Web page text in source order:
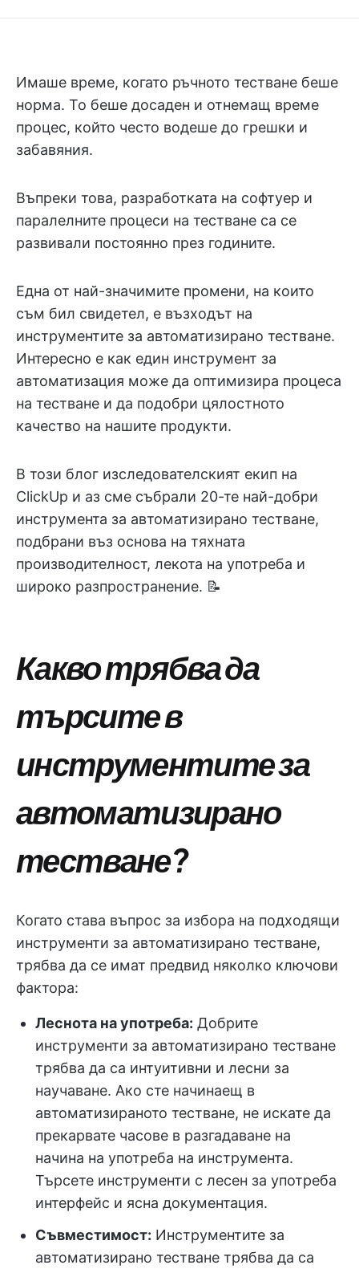
Имаше време, когато ръчното тестване беше
норма. То беше досаден и отнемащ време
процес, който често водеше до грешки и
забавяния.
Въпреки това, разработката на софтуер и
паралелните процеси на тестване са се
развивали постоянно през годините.
Една от най-значимите промени, на които
съм бил свидетел, е възходът на
инструментите за автоматизирано тестване.
Интересно е как един инструмент за
автоматизация може да оптимизира процеса
на тестване и да подобри цялостното
качество на нашите продукти.
В този блог изследователският екип на
ClickUp и аз сме събрали 20-те най-добри
инструмента за автоматизирано тестване,
подбрани въз основа на тяхната
производителност, лекота на употреба и
широко разпространение. 📝
Какво трябва да
търсите в
инструментите за
автоматизирано
тестване?
Когато става въпрос за избора на подходящи
инструменти за автоматизирано тестване,
трябва да се имат предвид няколко ключови
фактора:
Леснота на употреба: Добрите
инструменти за автоматизирано тестване
трябва да са интуитивни и лесни за
научаване. Ако сте начинаещ в
автоматизираното тестване, не искате да
прекарвате часове в разгадаване на
начина на употреба на инструмента.
Търсете инструменти с лесен за употреба
интерфейс и ясна документация.
Съвместимост: Инструментите за
автоматизирано тестване трябва да са